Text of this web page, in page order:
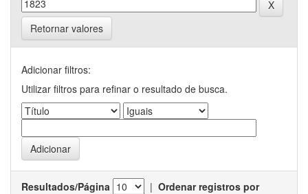
Retornar valores
Adicionar filtros:
Utilizar filtros para refinar o resultado de busca.
Resultados/Página | Ordenar registros por